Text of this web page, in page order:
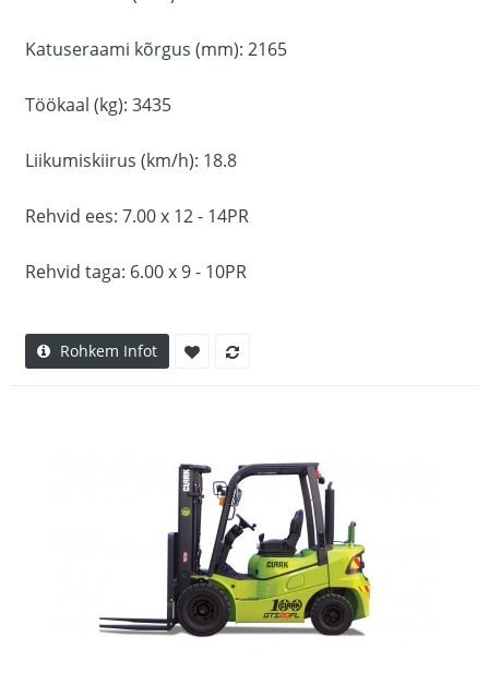
Katuseraami kõrgus (mm): 2165
Töökaal (kg): 3435
Liikumiskiirus (km/h): 18.8
Rehvid ees: 7.00 x 12 - 14PR
Rehvid taga: 6.00 x 9 - 10PR
Rohkem Infot